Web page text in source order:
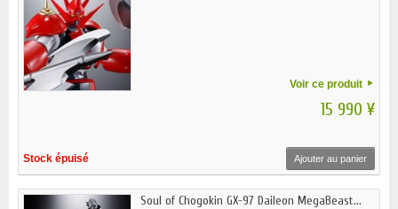
Voir ce produit
15 990 ¥
Stock épuisé Ajouter au panier
Soul of Chogokin GX-97 Daileon MegaBeast...